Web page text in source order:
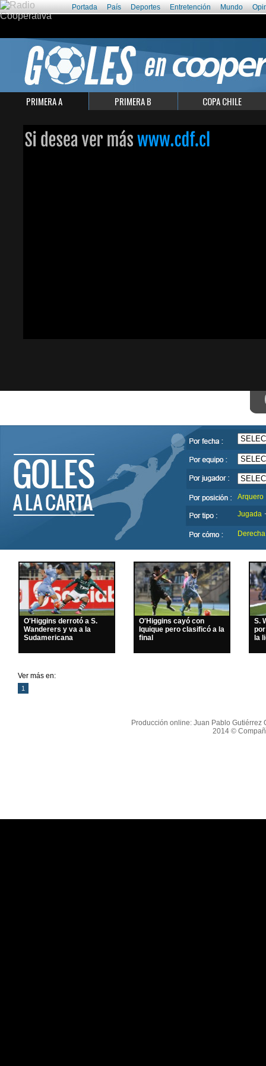
Portada País Deportes Entretención Mundo
PRIMERA A PRIMERA B COPA CHILE
Arquero
Jugada
Derecha
O'Higgins derrotó a S.
Wanderers y va a la
Sudamericana
O'Higgins cayó con
Iquique pero clasificó a la
final
S.
la
Ver más en:
1
Producción online: Juan Pablo Gutiérrez
2014 ©